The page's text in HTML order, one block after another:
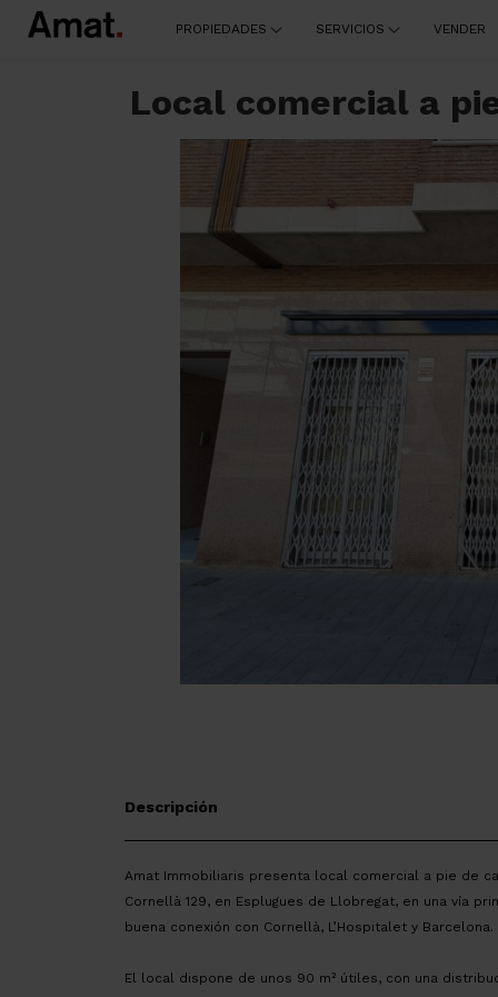
PROPIEDADES SERVICIOS VENDER
Local comercial a
Descripción
Amat Immobiliaris presenta local comercial a pie de
Cornellà 129, en Esplugues de Llobregat, en una vía
buena conexión con Cornellà, L’Hospitalet y Barcelona.
El local dispone de unos 90 m² útiles, con una